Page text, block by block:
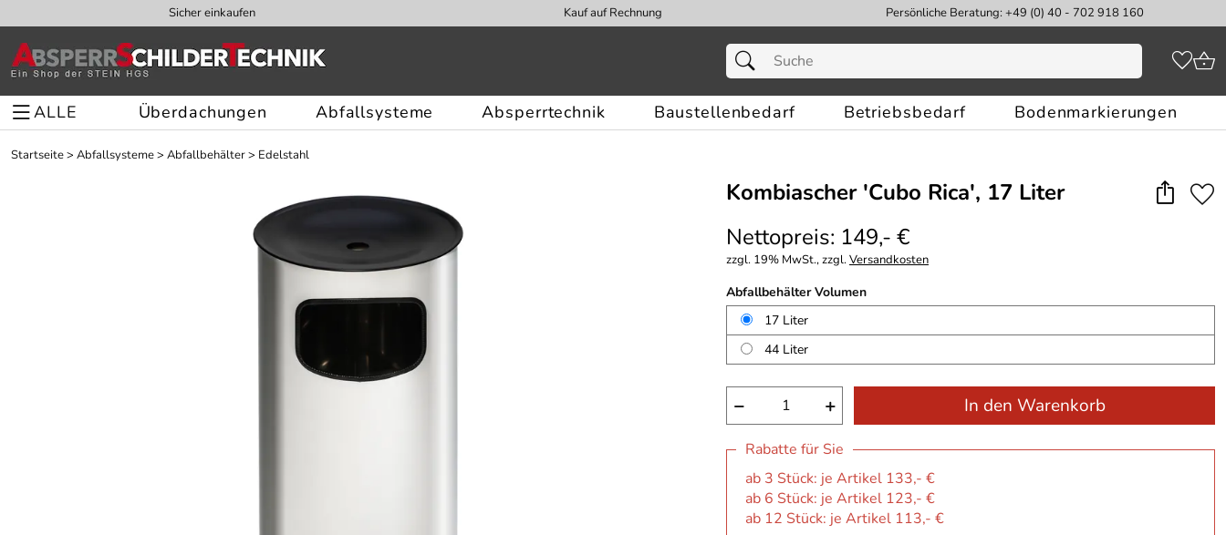
Sicher einkaufen Kauf auf Rechnung Persönliche Beratung: +49 (0) 40 - 702 918 160
ALLE Überdachungen Abfallsysteme Absperrtechnik Baustellenbedarf Betriebsbedarf Bodenmarkierungen
Startseite> Abfallsysteme> Abfallbehälter> Edelstahl
Kombiascher 'Cubo Rica', 17 Liter
Nettopreis: 149,- €
zzgl. 19% MwSt., zzgl.Versandkosten
Abfallbehälter Volumen
17 Liter
44 Liter
− + In den Warenkorb
Rabatte für Sie
ab 3 Stück: je Artikel 133,- €
ab 6 Stück: je Artikel 123,- €
ab 12 Stück: je Artikel 113,- €